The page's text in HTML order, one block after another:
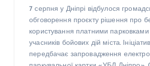
7 серпня у Дніпрі відбулося
обговорення проєкту рішення про
користування платними
учасників бойових дій міста.
передбачає запровадження